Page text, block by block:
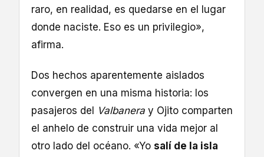
raro, en realidad, es quedarse en el lugar
donde naciste. Eso es un privilegio»,
afirma.
Dos hechos aparentemente aislados
convergen en una misma historia: los
pasajeros del
Valbanera y Ojito comparten
el anhelo de construir una vida mejor al
otro lado del océano. «Yo salí de la isla